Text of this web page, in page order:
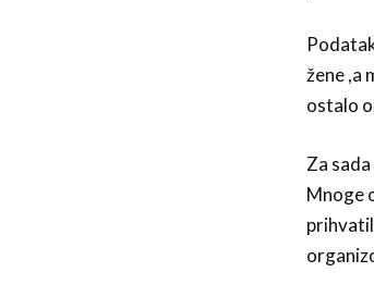
žene ,a
ostalo
Za
Mnoge